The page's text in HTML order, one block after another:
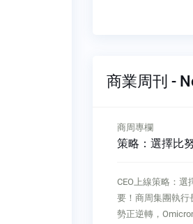
商業周刊 -
商周專欄
策略：選擇比
CEO上線策略：選
要！商周集團執行
勢正逆轉，